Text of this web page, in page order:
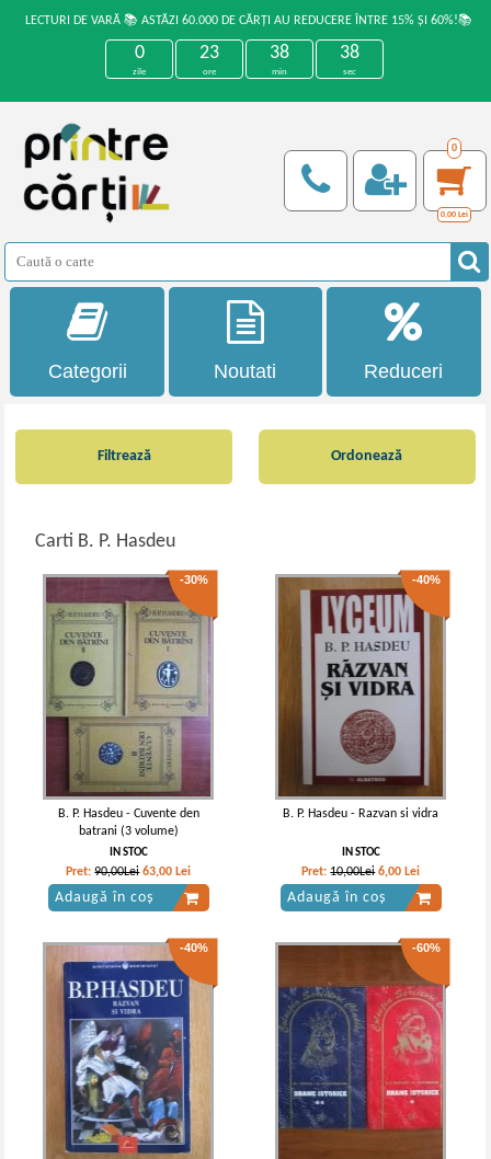
LECTURI DE VARĂ 📚 ASTĂZI 60.000 DE CĂRȚI AU REDUCERE ÎNTRE 15% ȘI 60%!📚
0
zile
23
ore
38
min
37
sec
0
0,00 Lei
Categorii Noutati Reduceri
Filtrează
Carti B. P. Hasdeu
Ordonează
-30%
B. P. Hasdeu - Cuvente den
batrani (3 volume)
IN STOC
Pret:90,00Lei 63,00 Lei
Adaugă în coș
-40%
B. P. Hasdeu - Razvan si vidra
IN STOC
Pret:10,00Lei 6,00 Lei
Adaugă în coș
-40% -60%